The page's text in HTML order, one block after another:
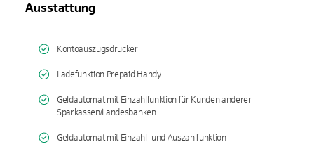
Ausstattung
Kontoauszugsdrucker
Ladefunktion Prepaid Handy
Geldautomat mit Einzahlfunktion für Kunden anderer
Sparkassen/Landesbanken
Geldautomat mit Einzahl- und Auszahlfunktion